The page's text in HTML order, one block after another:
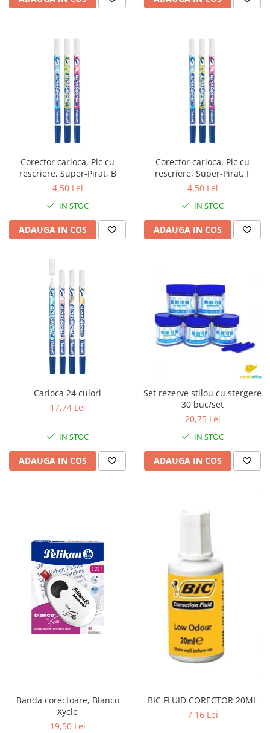
Corector carioca, Pic cu
rescriere, Super-Pirat, B
4,50 Lei
IN STOC
ADAUGA IN COS
Corector carioca, Pic cu
rescriere, Super-Pirat, F
4,50 Lei
IN STOC
ADAUGA IN COS
Carioca 24 culori
17,74 Lei
IN STOC
ADAUGA IN COS
Set rezerve stilou cu stergere
30 buc/set
20,75 Lei
IN STOC
ADAUGA IN COS
Banda corectoare, Blanco
Xycle
19,50 Lei
BIC FLUID CORECTOR 20ML
7,16 Lei